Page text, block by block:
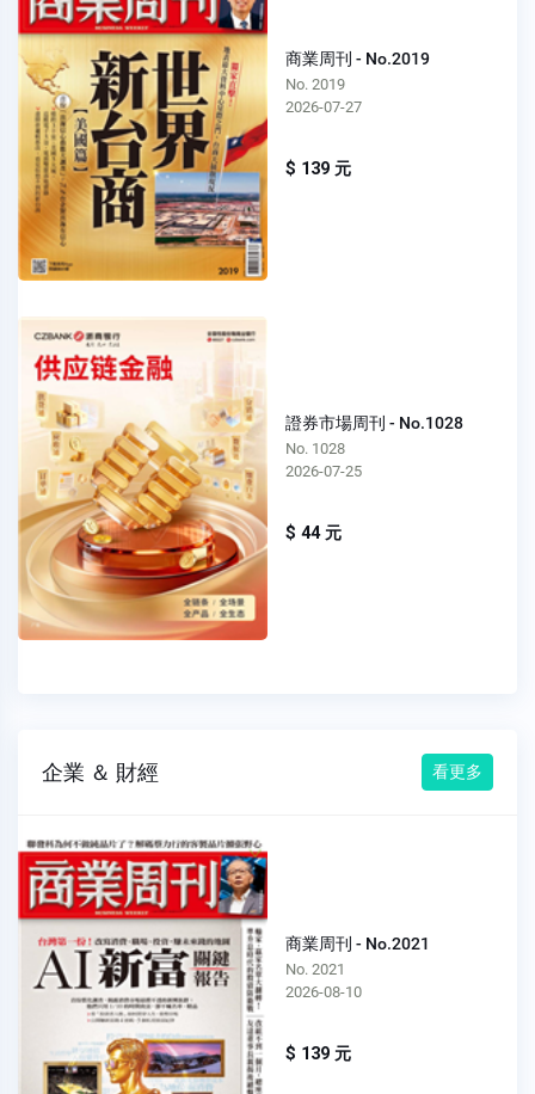
商業周刊 - No.2019
No. 2019
2026-07-27
$ 139 元
證券市場周刊 - No.1028
No. 1028
2026-07-25
$ 44 元
企業 ＆ 財經 看更多
商業周刊 - No.2021
No. 2021
2026-08-10
$ 139 元